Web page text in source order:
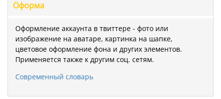
Оформа
Оформление аккаунта в твиттере - фото или
изображение на аватаре, картинка на шапке,
цветовое оформление фона и других элементов.
Применяется также к другим соц. сетям.
Современный словарь